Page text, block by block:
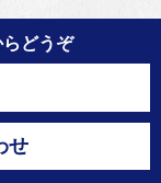
どうぞ
せ